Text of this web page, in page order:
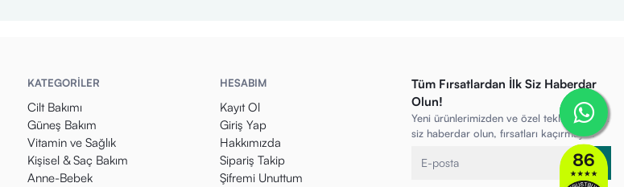
KATEGORİLER
Cilt Bakımı
Güneş Bakım
Vitamin ve Sağlık
Kişisel & Saç Bakım
Anne-Bebek
HESABIM
Kayıt Ol
Giriş Yap
Hakkımızda
Sipariş Takip
Şifremi Unuttum
Tüm Fırsatlardan İlk Siz Haberdar
Olun!
Yeni ürünlerimizden ve özel tekliflerden ilk
siz haberdar olun, fırsatları kaçırmayın!